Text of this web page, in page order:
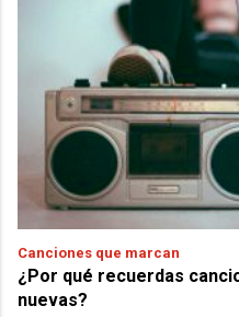
Canciones que marcan
¿Por qué recuerdas
nuevas?